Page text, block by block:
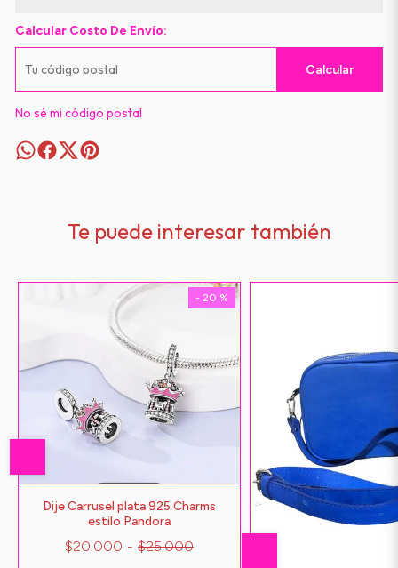
Calcular Costo De Envío:
Calcular
No sé mi código postal
Te puede interesar también
- 20 %
Dije Carrusel plata 925 Charms
estilo Pandora
$20.000 - $25.000